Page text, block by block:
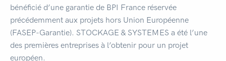
bénéficié d’une garantie de BPI France réservée
précédemment aux projets hors Union Européenne
(FASEP-Garantie). STOCKAGE & SYSTEMES a été l’une
des premières entreprises à l’obtenir pour un projet
européen.